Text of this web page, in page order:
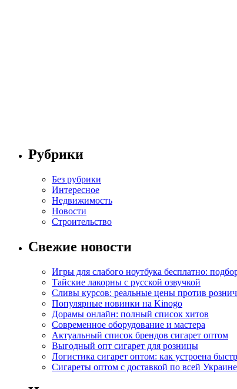
Рубрики
Без рубрики
Интересное
Недвижимость
Новости
Строительство
Свежие новости
Игры для слабого ноутбука бесплатно:
Тайские лакорны с русской озвучкой
Сливы курсов: реальные цены против
Популярные новинки на Kinogo
Дорамы онлайн: полный список хитов
Современное оборудование и мастера
Актуальный список брендов сигарет оптом
Выгодный опт сигарет для розницы
Логистика сигарет оптом: как устроена
Сигареты оптом с доставкой по всей Украине